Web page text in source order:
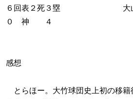
６回表２死３塁 大
０ 神 ４
感想
とらほー。大竹球団史上初の移籍